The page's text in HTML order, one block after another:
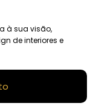
à sua visão,
de interiores e